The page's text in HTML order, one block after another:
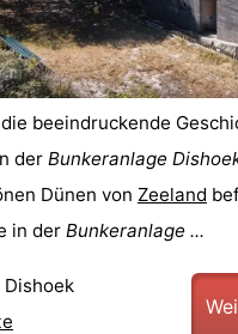
beeindruckende
der Bunkeranlage
Dünen von Zeeland
in der Bunkeranlage ...
Dishoek